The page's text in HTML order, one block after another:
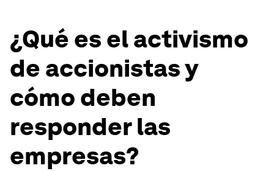
¿Qué es el activismo
de accionistas y
cómo deben
responder las
empresas?